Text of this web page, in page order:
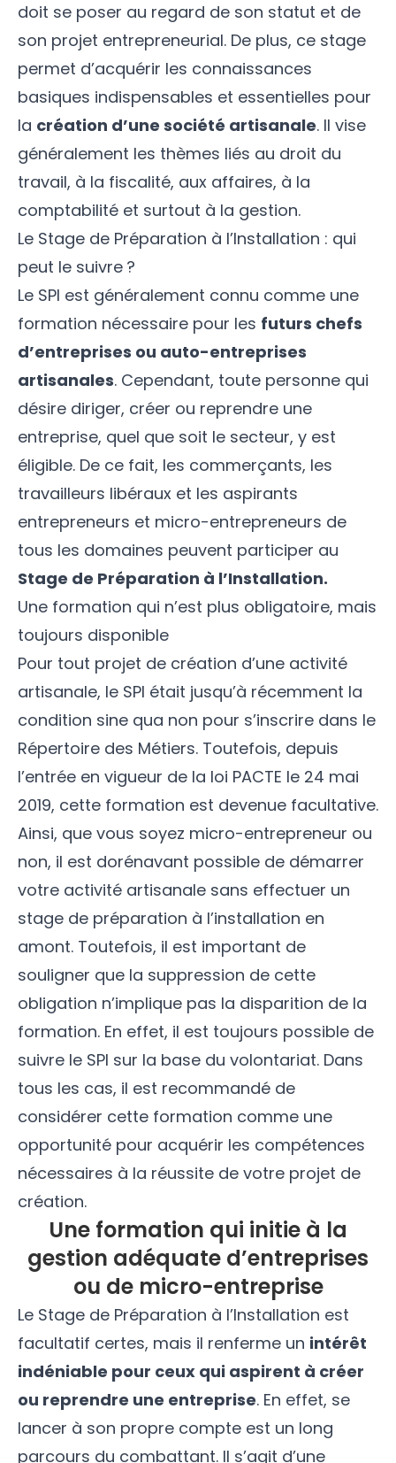
doit se poser au regard de son statut et de
son projet entrepreneurial. De plus, ce stage
permet d’acquérir les connaissances
basiques indispensables et essentielles pour
la création d’une société artisanale. Il vise
généralement les thèmes liés au droit du
travail, à la fiscalité, aux affaires, à la
comptabilité et surtout à la gestion.
Le Stage de Préparation à l’Installation : qui
peut le suivre ?
Le SPI est généralement connu comme une
formation nécessaire pour les futurs chefs
d’entreprises ou auto-entreprises
artisanales. Cependant, toute personne qui
désire diriger, créer ou reprendre une
entreprise, quel que soit le secteur, y est
éligible. De ce fait, les commerçants, les
travailleurs libéraux et les aspirants
entrepreneurs et micro-entrepreneurs de
tous les domaines peuvent participer au
Stage de Préparation à l’Installation.
Une formation qui n’est plus obligatoire, mais
toujours disponible
Pour tout projet de création d’une activité
artisanale, le SPI était jusqu’à récemment la
condition sine qua non pour s’inscrire dans le
Répertoire des Métiers. Toutefois, depuis
l’entrée en vigueur de la loi PACTE le 24 mai
2019, cette formation est devenue facultative.
Ainsi, que vous soyez micro-entrepreneur ou
non, il est dorénavant possible de démarrer
votre activité artisanale sans effectuer un
stage de préparation à l’installation en
amont. Toutefois, il est important de
souligner que la suppression de cette
obligation n’implique pas la disparition de la
formation. En effet, il est toujours possible de
suivre le SPI sur la base du volontariat. Dans
tous les cas, il est recommandé de
considérer cette formation comme une
opportunité pour acquérir les compétences
nécessaires à la réussite de votre projet de
création.
Une formation qui initie à la
gestion adéquate d’entreprises
ou de micro-entreprise
Le Stage de Préparation à l’Installation est
facultatif certes, mais il renferme un intérêt
indéniable pour ceux qui aspirent à créer
ou reprendre une entreprise. En effet, se
lancer à son propre compte est un long
parcours du combattant. Il s’agit d’une